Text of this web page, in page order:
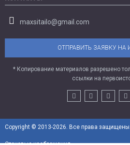
maxsitailo@gmail.com
ОТПРАВИТЬ ЗАЯВКУ НА
* Копирование материалов разрешено
ссылки на
Copyright © 2013-2026. Все права защищены.